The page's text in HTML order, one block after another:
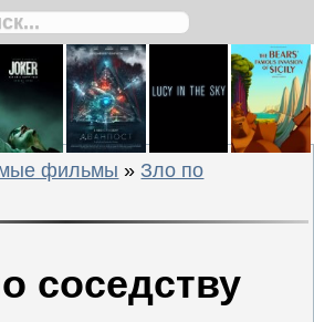
фильмы » Зло по
соседству